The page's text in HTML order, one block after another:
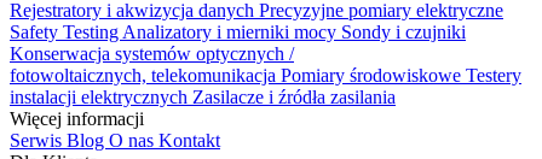
Rejestratory i akwizycja danych Precyzyjne pomiary elektryczne
Safety Testing Analizatory i mierniki mocy Sondy i czujniki
Konserwacja systemów optycznych /
fotowoltaicznych, telekomunikacja Pomiary środowiskowe Testery
instalacji elektrycznych Zasilacze i źródła zasilania
Więcej informacji
Serwis Blog O nas Kontakt